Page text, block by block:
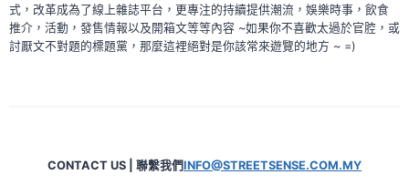
式，改革成為了線上雜誌平台，更專注的持續提供潮流，娛樂時事，飲食
推介，活動，發售情報以及開箱文等等內容 ~如果你不喜歡太過於官腔，或
討厭文不對題的標題黨，那麼這裡絕對是你該常來遊覽的地方 ~ =)
CONTACT US | 聯繫我們INFO@STREETSENSE.COM.MY